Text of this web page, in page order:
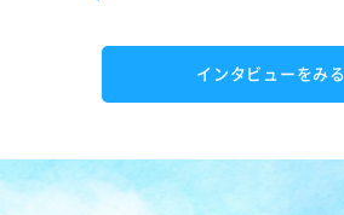
インタビューをみる